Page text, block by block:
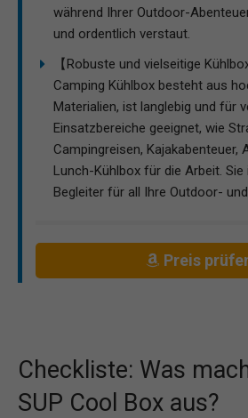
während Ihrer Outdoor-
und ordentlich verstaut.
【Robuste und vielseitige
Camping Kühlbox besteht aus
Materialien, ist langlebig und für
Einsatzbereiche geeignet, wie
Campingreisen, Kajakabenteuer,
Lunch-Kühlbox für die Arbeit.
Begleiter für all Ihre Outdoor-
Preis
Checkliste: Was
SUP Cool Box aus?